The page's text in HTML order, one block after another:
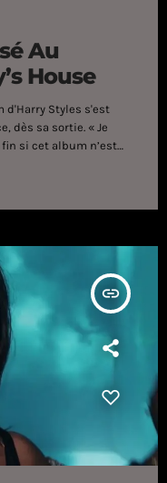
Au
House
d'Harry Styles s'est
dès sa sortie. « Je
fin si cet album n’est
Styles il y a
« Je veux juste
insert_link